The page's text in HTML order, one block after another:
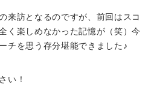
来訪となるのですが、前回はスコ
く楽しめなかった記憶が（笑）今
チを思う存分堪能できました♪
い！